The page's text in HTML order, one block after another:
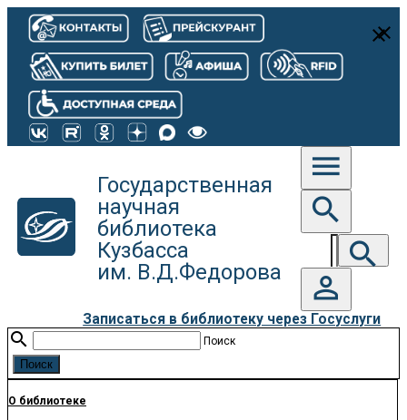
Государственная
научная
библиотека
Кузбасса
им. В.Д.Федорова
menu
search
search
person_outline
Записаться в библиотеку через Госуслуги
close
search Поиск
О библиотеке
close